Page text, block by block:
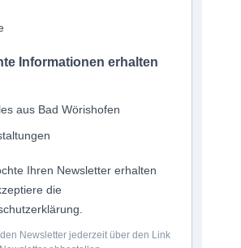
Informationen erhalten
aus Bad Wörishofen
Ihren Newsletter erhalten
die
Newsletter jederzeit über den Link